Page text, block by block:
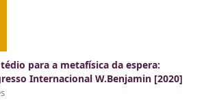
para a metafísica da espera:
Palestra no II Congresso Internacional W.Benjamin [2020]